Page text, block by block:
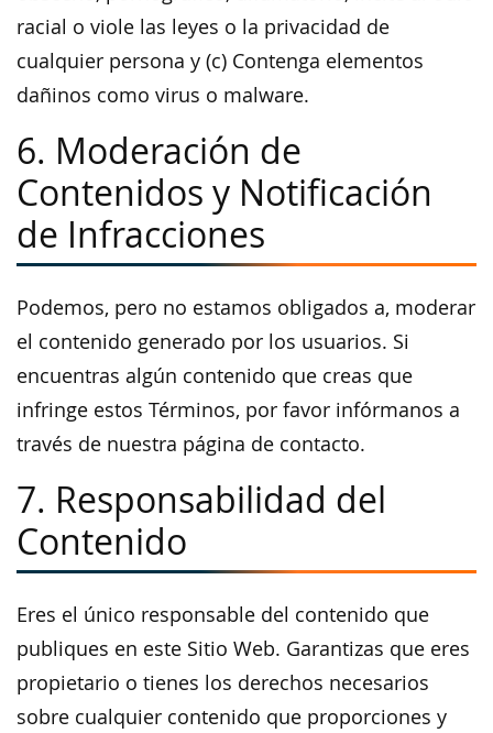
racial o viole las leyes o la privacidad de
cualquier persona y (c) Contenga elementos
dañinos como virus o malware.
6. Moderación de
Contenidos y Notificación
de Infracciones
Podemos, pero no estamos obligados a, moderar
el contenido generado por los usuarios. Si
encuentras algún contenido que creas que
infringe estos Términos, por favor infórmanos a
través de nuestra página de contacto.
7. Responsabilidad del
Contenido
Eres el único responsable del contenido que
publiques en este Sitio Web. Garantizas que eres
propietario o tienes los derechos necesarios
sobre cualquier contenido que proporciones y